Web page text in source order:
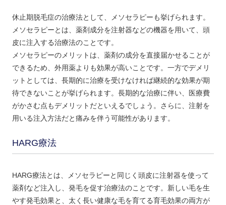
休止期脱毛症の治療法として、メソセラピーも挙げられます。
メソセラピーとは、薬剤成分を注射器などの機器を用いて、頭
皮に注入する治療法のことです。
メソセラピーのメリットは、薬剤の成分を直接届かせることが
できるため、外用薬よりも効果が高いことです。一方でデメリ
ットとしては、長期的に治療を受けなければ継続的な効果が期
待できないことが挙げられます。長期的な治療に伴い、医療費
がかさむ点もデメリットだといえるでしょう。さらに、注射を
用いる注入方法だと痛みを伴う可能性があります。
HARG療法
HARG療法とは、メソセラピーと同じく頭皮に注射器を使って
薬剤など注入し、発毛を促す治療法のことです。新しい毛を生
やす発毛効果と、太く長い健康な毛を育てる育毛効果の両方が